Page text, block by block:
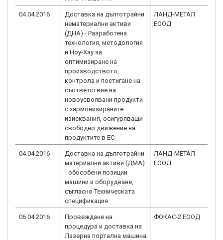
04.04.2016
Доставка на дълготрайни
нематериални активи
(ДНА) - Разработена
технология, методология
и Ноу-Хау за
оптимизиране на
производството,
контрола и постигане на
съответствие на
новоусвоявани продукти
с хармонизираните
изисквания, осигуряващи
свободно движение на
продуктите в ЕС
ЛАНД-МЕТАЛ
ЕООД
04.04.2016
Доставка на дълготрайни
материални активи (ДМА)
- обособени позиции
машини и оборудване,
съгласно Техническата
спецификация
ЛАНД-МЕТАЛ
ЕООД
06.04.2016
Провеждане на
процедура и доставка на
Лазерна портална машина
ФОКАС-2 ЕООД